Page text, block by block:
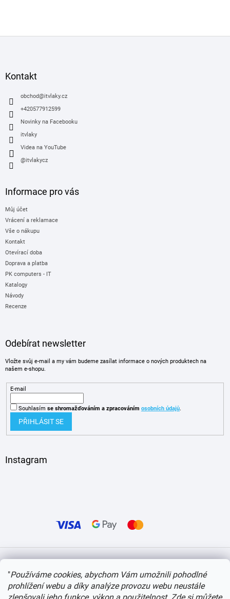
"Používáme cookies, abychom Vám umožnili pohodlné
prohlížení webu a díky analýze provozu webu neustále
Kontakt
obchod@itvlaky.cz
+420577912599
Novinky na Facebooku
itvlaky
Videa na YouTube
@itvlakycz
Informace pro vás
Můj účet
Vrácení a reklamace
Vše o nákupu
Kontakt
Otevírací doba
Doprava a platba
PK computers - IT
Katalogy
Návody
Recenze
Odebírat newsletter
Vložte svůj e-mail a my vám budeme zasílat informace o nových produktech na
našem e-shopu.
E-mail
Souhlasím se shromažďováním a zpracováním osobních údajů.
PŘIHLÁSIT SE
Instagram
Copyright 2026itvlaky.cz . Všechna práva vyhrazena. Upravit nastavení cookies